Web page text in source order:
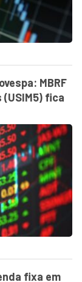
MBRF
(USIM5) fica
fixa em